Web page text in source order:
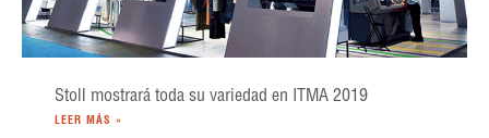
Stoll mostrará toda su variedad en ITMA 2019
LEER MÁS »